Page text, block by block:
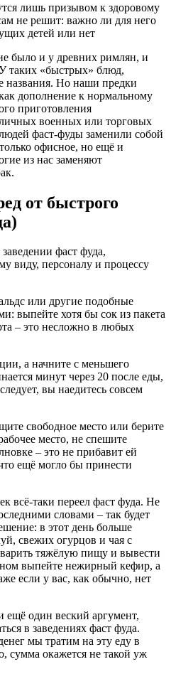
лишь призывом к здоровому
не решит: важно ли для него
детей или нет
было и у древних римлян, и
таких «быстрых» блюд,
названия. Но наши предки
дополнение к нормальному
приготовления
военных или торговых
фаст-фуды заменили собой
офисное, но ещё и
из нас заменяют
от быстрого
фаст фуда,
виду, персоналу и процессу
или другие подобные
выпейте хотя бы сок из пакета
– это несложно в любых
а начните с меньшего
минут через 20 после еды,
вы наедитесь совсем
свободное место или берите
место, не спешите
– это не прибавит ей
ещё могло бы принести
всё-таки переел фаст фуда. Не
словами – так будет
в этот день больше
свежих огурцов и чая с
тяжёлую пищу и вывести
выпейте нежирный кефир, а
если у вас, как обычно, нет
один веский аргумент,
в заведениях фаст фуда.
мы тратим на эту еду в
сумма окажется не такой уж